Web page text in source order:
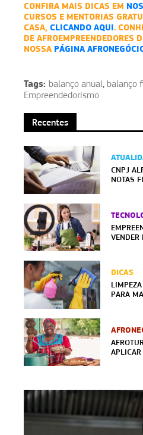
CONFIRA MAIS DICAS EM
CURSOS E MENTORIAS
CASA, CLICANDO AQUI.
DE AFROEMPREENDEDORES
NOSSA PÁGINA
Tags: balanço anual, balanço
Empreendedorismo
Recentes
CNPJ
NOTAS
VENDER
DICAS
PARA